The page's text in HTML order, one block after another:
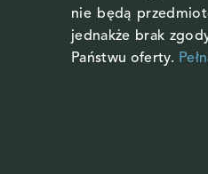
nie będą
jednakże brak
Państwu oferty.